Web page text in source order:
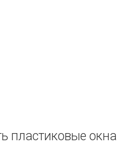
пластиковые окна